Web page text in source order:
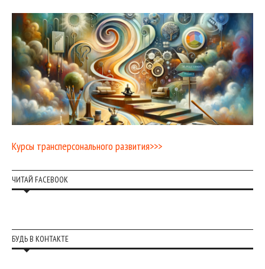
Курсы трансперсонального развития>>>
ЧИТАЙ FACEBOOK
БУДЬ В КОНТАКТЕ